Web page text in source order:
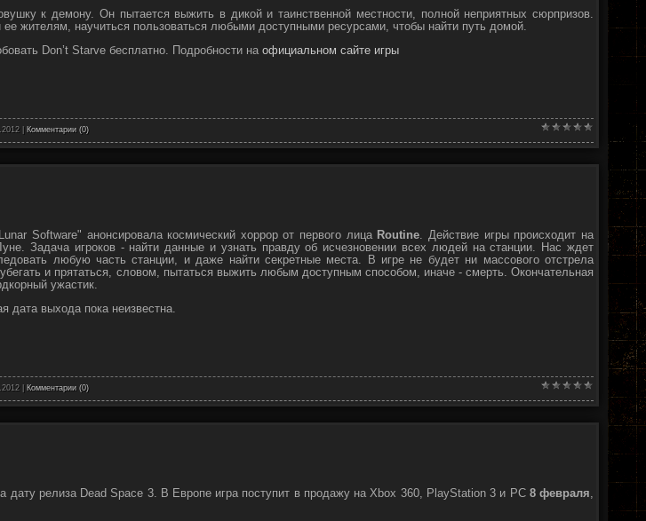
к демону. Он пытается выжить в дикой и таинственной местности, полной неприятных сюрпризов.
жителям, научиться пользоваться любыми доступными ресурсами, чтобы найти путь домой.
Don’t Starve бесплатно. Подробности на официальном сайте игры
| Комментарии (0)
Software" анонсировала космический хоррор от первого лица Routine . Действие игры происходит на
Задача игроков - найти данные и узнать правду об исчезновении всех людей на станции. Нас ждет
любую часть станции, и даже найти секретные места. В игре не будет ни массового отстрела
и прятаться, словом, пытаться выжить любым доступным способом, иначе - смерть. Окончательная
ужастик.
дата выхода пока неизвестна.
| Комментарии (0)
дату релиза Dead Space 3. В Европе игра поступит в продажу на Xbox 360, PlayStation 3 и PC 8 февраля